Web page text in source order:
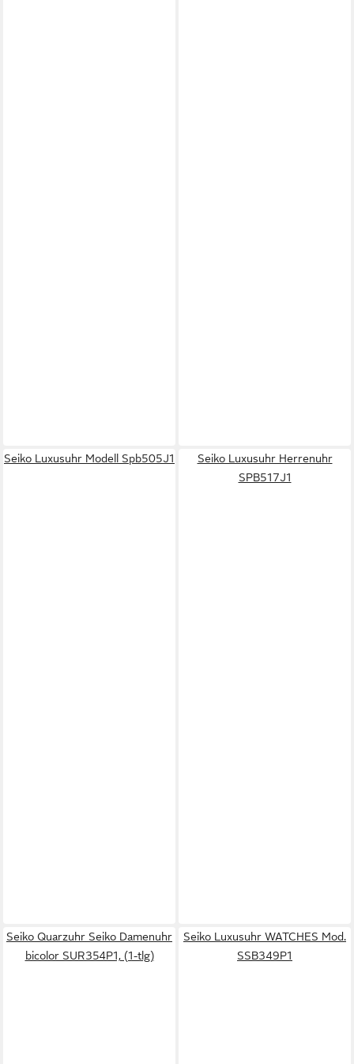
Seiko Luxusuhr Modell Spb505J1
Seiko Luxusuhr Herrenuhr
SPB517J1
Seiko Quarzuhr Seiko Damenuhr
bicolor SUR354P1, (1-tlg)
Seiko Luxusuhr WATCHES Mod.
SSB349P1